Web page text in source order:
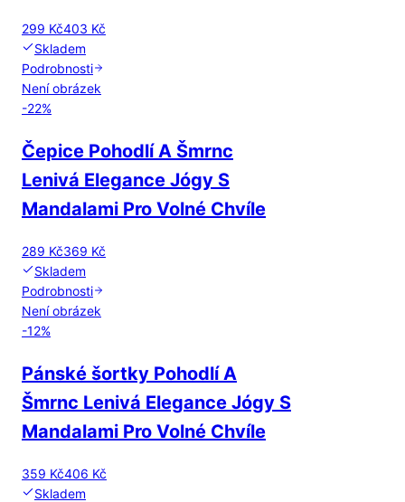
299 Kč403 Kč
Skladem
Podrobnosti
Není obrázek
-22%
Čepice Pohodlí A Šmrnc
Lenivá Elegance Jógy S
Mandalami Pro Volné Chvíle
289 Kč369 Kč
Skladem
Podrobnosti
Není obrázek
-12%
Pánské šortky Pohodlí A
Šmrnc Lenivá Elegance Jógy S
Mandalami Pro Volné Chvíle
359 Kč406 Kč
Skladem